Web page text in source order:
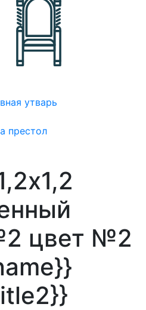
утварь
престол
цвет №2